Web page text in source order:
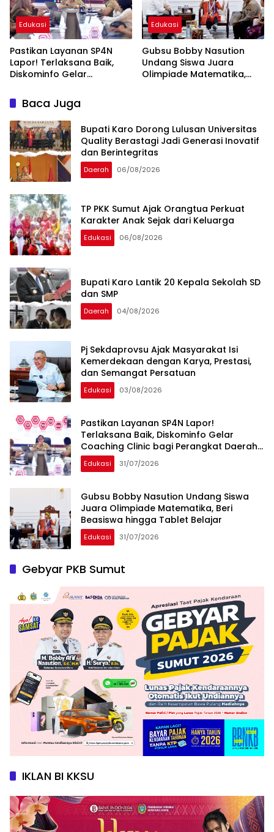
Edukasi
Pastikan Layanan SP4N
Lapor! Terlaksana Baik,
Diskominfo Gelar
Perangkat Daerah
Pemprovsu
Edukasi
Gubsu Bobby Nasution
Undang Siswa Juara
Olimpiade Matematika,
Baca Juga
Bupati Karo Dorong Lulusan Universitas
Quality Berastagi Jadi Generasi Inovatif
dan Berintegritas
Daerah 06/08/2026
TP PKK Sumut Ajak Orangtua Perkuat
Karakter Anak Sejak dari Keluarga
Edukasi 06/08/2026
Bupati Karo Lantik 20 Kepala Sekolah SD
dan SMP
Daerah 04/08/2026
Pj Sekdaprovsu Ajak Masyarakat Isi
Kemerdekaan dengan Karya, Prestasi,
dan Semangat Persatuan
Edukasi 03/08/2026
Pastikan Layanan SP4N Lapor!
Terlaksana Baik, Diskominfo Gelar
Coaching Clinic bagi Perangkat Daerah
Pemprovsu
Edukasi 31/07/2026
Gubsu Bobby Nasution Undang Siswa
Juara Olimpiade Matematika, Beri
Beasiswa hingga Tablet Belajar
Edukasi 31/07/2026
Gebyar PKB Sumut
IKLAN BI KKSU